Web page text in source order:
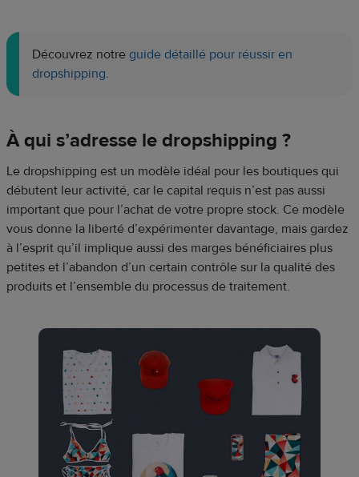
Découvrez notre guide détaillé pour réussir en
dropshipping.
À qui s’adresse le dropshipping ?
Le dropshipping est un modèle idéal pour les boutiques qui
débutent leur activité, car le capital requis n’est pas aussi
important que pour l’achat de votre propre stock. Ce modèle
vous donne la liberté d’expérimenter davantage, mais gardez
à l’esprit qu’il implique aussi des marges bénéficiaires plus
petites et l’abandon d’un certain contrôle sur la qualité des
produits et l’ensemble du processus de traitement.